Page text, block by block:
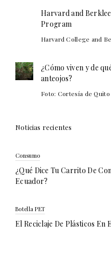
Harvard and
Program
Harvard College and
¿Cómo viven y de
anteojos?
Foto: Cortesía de
Noticias recientes
Consumo
¿Qué Dice Tu Carrito De
Ecuador?
Botella PET
El Reciclaje De Plásticos En